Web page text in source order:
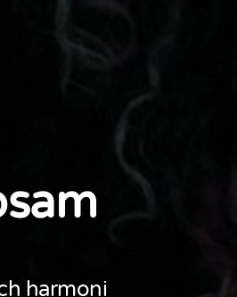
harmoni